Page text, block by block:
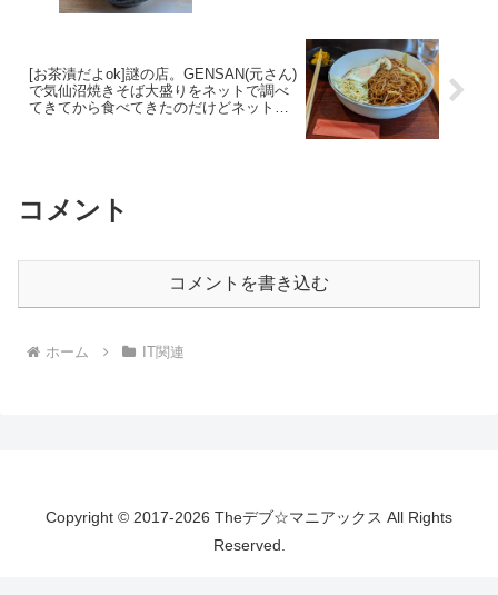
[お茶漬だよok]謎の店。GENSAN(元さん)
で気仙沼焼きそば大盛りをネットで調べ
てきてから食べてきたのだけどネット上
コメント
コメントを書き込む
ホーム IT関連
Copyright © 2017-2026 Theデブ☆マニアックス All Rights
Reserved.